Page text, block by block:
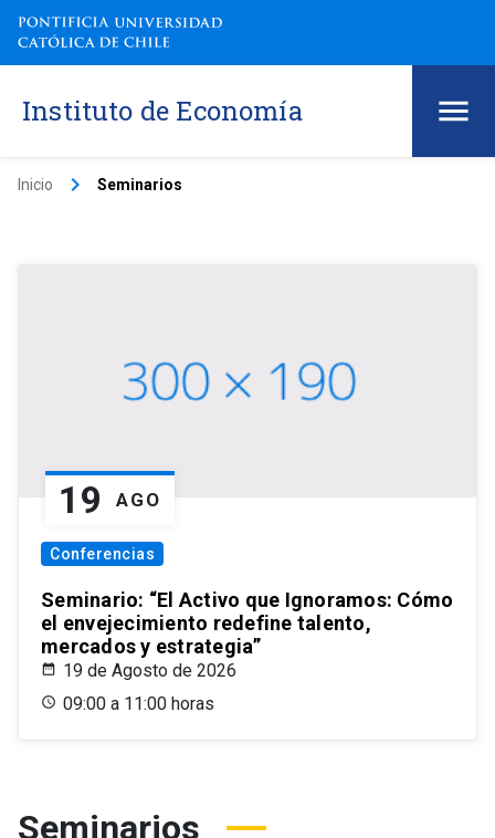
Instituto de Economía
Inicio keyboard_arrow_right Seminarios
19 AGO
Conferencias
Seminario: “El Activo que Ignoramos: Cómo
el envejecimiento redefine talento,
mercados y estrategia”
19 de Agosto de 2026
09:00 a 11:00 horas
Seminarios